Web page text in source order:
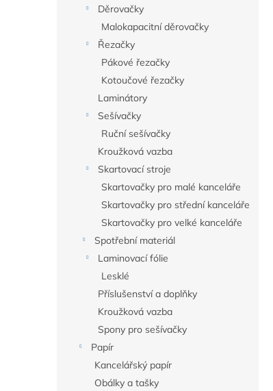
Děrovačky
Malokapacitní děrovačky
Řezačky
Pákové řezačky
Kotoučové řezačky
Laminátory
Sešívačky
Ruční sešívačky
Kroužková vazba
Skartovací stroje
Skartovačky pro malé kanceláře
Skartovačky pro střední kanceláře
Skartovačky pro velké kanceláře
Spotřební materiál
Laminovací fólie
Lesklé
Příslušenství a doplňky
Kroužková vazba
Spony pro sešívačky
Papír
Kancelářský papír
Obálky a tašky